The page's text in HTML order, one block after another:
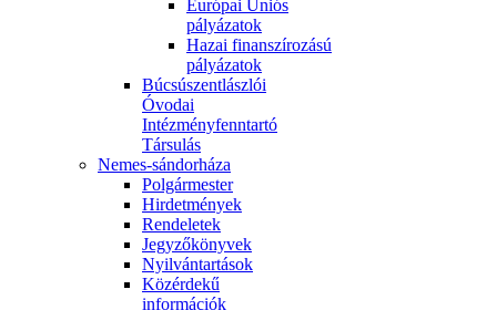
Európai Uniós
pályázatok
Hazai finanszírozású
pályázatok
Búcsúszentlászlói
Óvodai
Intézményfenntartó
Társulás
Nemes-sándorháza
Polgármester
Hirdetmények
Rendeletek
Jegyzőkönyvek
Nyilvántartások
Közérdekű
információk